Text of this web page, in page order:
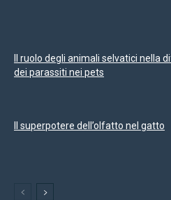
Il ruolo degli animali selvatici nella
dei parassiti nei pets
Il superpotere dell’olfatto nel gatto